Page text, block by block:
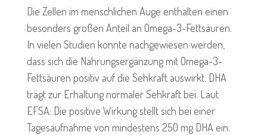
Die Zellen im menschlichen Auge enthalten einen
besonders großen Anteil an Omega-3-Fettsäuren.
In vielen Studien konnte nachgewiesen werden,
dass sich die Nahrungsergänzung mit Omega-3-
Fettsäuren positiv auf die Sehkraft auswirkt. DHA
trägt zur Erhaltung normaler Sehkraft bei. Laut
EFSA: Die positive Wirkung stellt sich bei einer
Tagesaufnahme von mindestens 250 mg DHA ein.